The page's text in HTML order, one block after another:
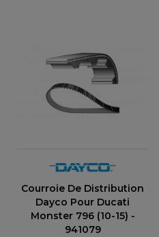
Courroie De Distribution
Dayco Pour Ducati
Monster 796 (10-15) -
941079